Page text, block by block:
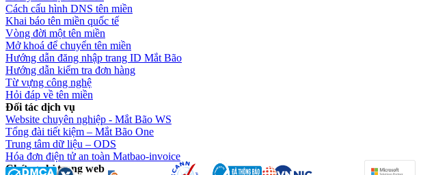
Cách cấu hình DNS tên miền
Khai báo tên miền quốc tế
Vòng đời một tên miền
Mở khoá để chuyển tên miền
Hướng dẫn đăng nhập trang ID Mắt Bão
Hướng dẫn kiểm tra đơn hàng
Từ vựng công nghệ
Hỏi đáp về tên miền
Đối tác dịch vụ
Website chuyên nghiệp - Mắt Bão WS
Tổng đài tiết kiệm – Mắt Bão One
Trung tâm dữ liệu – ODS
Hóa đơn điện tử an toàn Matbao-invoice
Chứng chỉ trang web